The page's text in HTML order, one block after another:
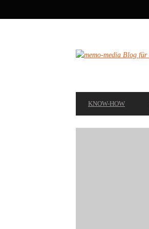
NAVIGATION
NAVIGATION
KNOW-HOW